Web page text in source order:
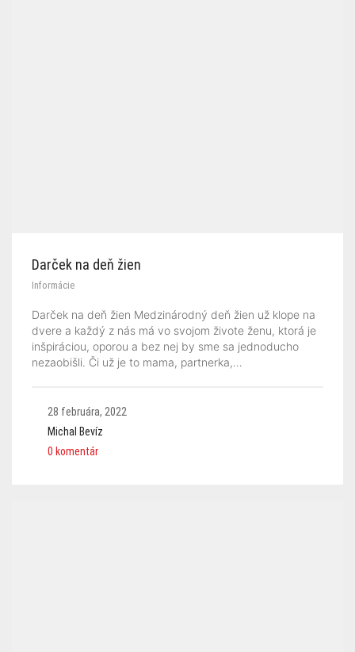
Darček na deň žien
Informácie
Darček na deň žien Medzinárodný deň žien už klope na
dvere a každý z nás má vo svojom živote ženu, ktorá je
inšpiráciou, oporou a bez nej by sme sa jednoducho
nezaobišli. Či už je to mama, partnerka,…
28 februára, 2022
Michal Bevíz
0 komentár